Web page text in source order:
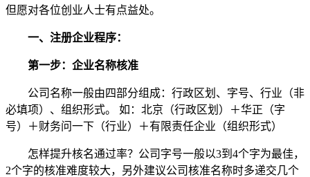
但愿对各位创业人士有点益处。
一、注册企业程序：
第一步：企业名称核准
公司名称一般由四部分组成：行政区划、字号、行业（非
必填项）、组织形式。 如：北京（行政区划）＋华正（字
号）＋财务问一下（行业）＋有限责任企业（组织形式）
怎样提升核名通过率？公司字号一般以3到4个字为最佳，
2个字的核准难度较大，另外建议公司核准名称时多递交几个